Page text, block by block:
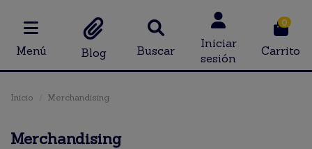
Menú Blog Buscar
Iniciar
sesión
0
Carrito
Inicio Merchandising
Merchandising